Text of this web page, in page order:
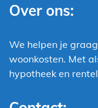
Over ons:
We helpen je
woonkosten. Met
hypotheek en